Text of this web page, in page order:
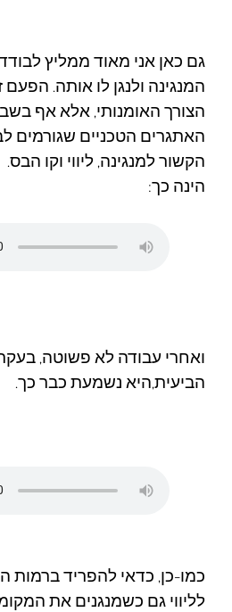
גם כאן אני מאוד ממליץ
המנגינה ולנגן לו אותה.
הצורך האומנותי, אלא אף
האתגרים הטכניים שגורמים
הקשור למנגינה, ליווי וקו הבס.
הינה כך:
ואחרי עבודה לא פשוטה,
הביעית,היא נשמעת כבר כך.
כמו-כן, כדאי להפריד ברמות
לליווי גם כשמנגנים את